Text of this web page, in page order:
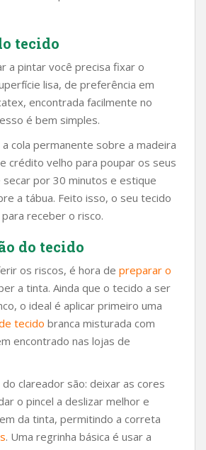
tecido
a pintar você precisa fixar o
lisa, de preferência em
encontrada facilmente no
é bem simples.
cola permanente sobre a madeira
crédito velho para poupar os seus
secar por 30 minutos e estique
a tábua. Feito isso, o seu tecido
receber o risco.
do tecido
os riscos, é hora de preparar o
a tinta. Ainda que o tecido a ser
o ideal é aplicar primeiro uma
tecido branca misturada com
encontrado nas lojas de
clareador são: deixar as cores
o pincel a deslizar melhor e
da tinta, permitindo a correta
. Uma regrinha básica é usar a